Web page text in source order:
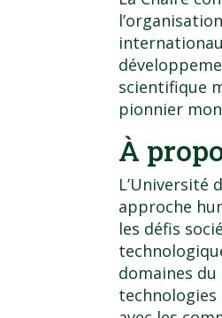
scientifique
pionnier
À
L’Université
approche
les défis
domaines
technologies